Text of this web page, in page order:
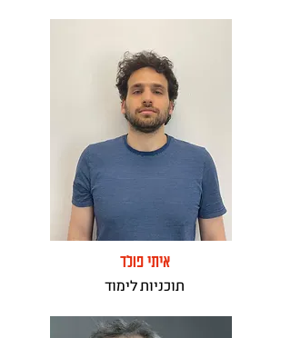
איתי פולד
תוכניות לימוד